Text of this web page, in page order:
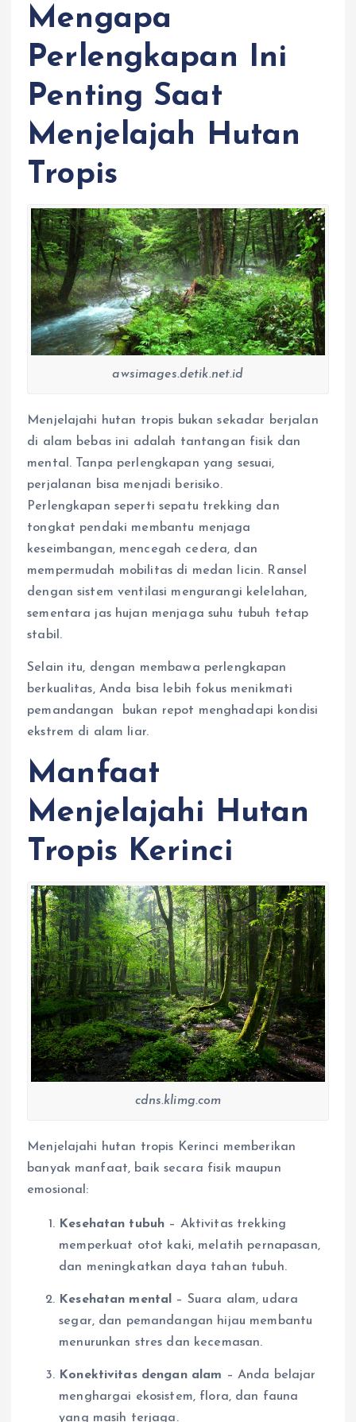
Mengapa
Perlengkapan Ini
Penting Saat
Menjelajah Hutan
Tropis
awsimages.detik.net.id
Menjelajahi hutan tropis bukan sekadar berjalan
di alam bebas ini adalah tantangan fisik dan
mental. Tanpa perlengkapan yang sesuai,
perjalanan bisa menjadi berisiko.
Perlengkapan seperti sepatu trekking dan
tongkat pendaki membantu menjaga
keseimbangan, mencegah cedera, dan
mempermudah mobilitas di medan licin. Ransel
dengan sistem ventilasi mengurangi kelelahan,
sementara jas hujan menjaga suhu tubuh tetap
stabil.
Selain itu, dengan membawa perlengkapan
berkualitas, Anda bisa lebih fokus menikmati
pemandangan bukan repot menghadapi kondisi
ekstrem di alam liar.
Manfaat
Menjelajahi Hutan
Tropis Kerinci
cdns.klimg.com
Menjelajahi hutan tropis Kerinci memberikan
banyak manfaat, baik secara fisik maupun
emosional:
Kesehatan tubuh – Aktivitas trekking
memperkuat otot kaki, melatih pernapasan,
dan meningkatkan daya tahan tubuh.
Kesehatan mental
– Suara alam, udara
segar, dan pemandangan hijau membantu
menurunkan stres dan kecemasan.
Konektivitas dengan alam – Anda belajar
menghargai ekosistem, flora, dan fauna
yang masih terjaga.